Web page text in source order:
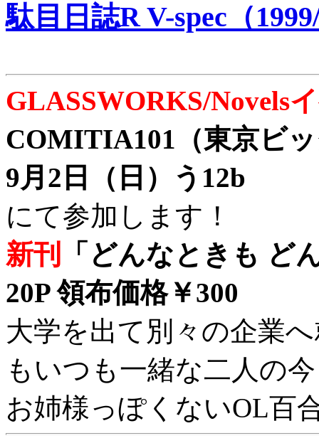
駄目日誌R V-spec（
GLASSWORKS/Novels
COMITIA101（東京ビ
9月2日（日）う12b
にて参加します！
新刊
「どんなときも ど
20P 領布価格￥300
大学を出て別々の企業
もいつも一緒な二人の
お姉様っぽくないOL百